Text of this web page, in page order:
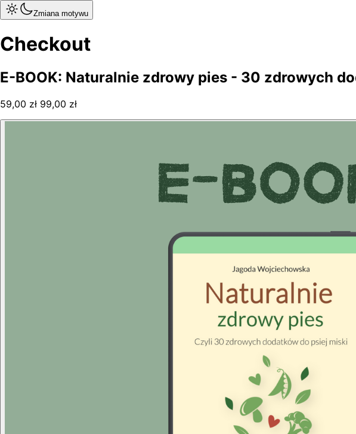
Zmiana motywu
Checkout
E-BOOK: Naturalnie zdrowy pies - 30 zdrowych
59,00 zł 99,00 zł